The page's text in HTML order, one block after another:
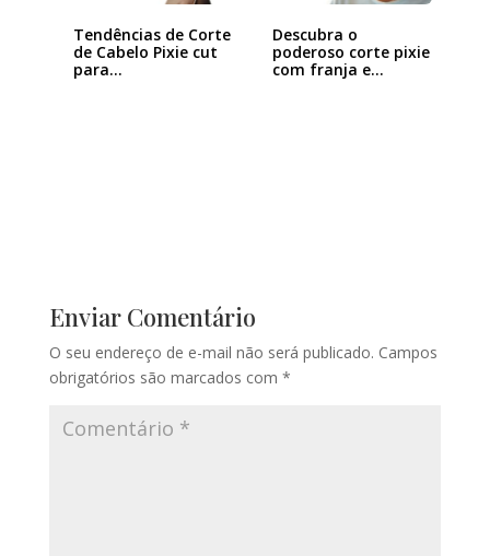
Tendências de Corte
de Cabelo Pixie cut
para…
Descubra o
poderoso corte pixie
com franja e
Enviar Comentário
O seu endereço de e-mail não será publicado. Campos
obrigatórios são marcados com *